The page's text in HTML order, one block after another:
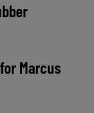
Marcus